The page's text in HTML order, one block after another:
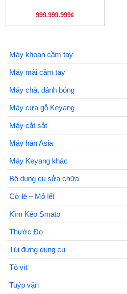
999.999.999₫
Máy khoan cầm tay
Máy mài cầm tay
Máy chà, đánh bóng
Máy cưa gỗ Keyang
Máy cắt sắt
Máy hàn Asia
Máy Keyang khác
Bộ dụng cụ sửa chữa
Cờ lê – Mỏ lết
Kìm Kéo Smato
Thước Đo
Túi đựng dụng cụ
Tô vít
Tuýp vặn